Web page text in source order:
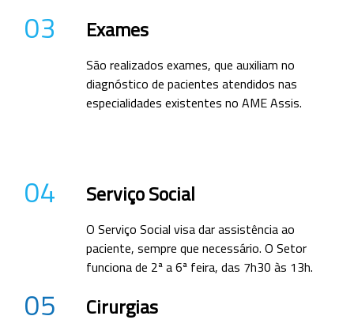
03 Exames
São realizados exames, que auxiliam no
diagnóstico de pacientes atendidos nas
especialidades existentes no AME Assis.
04 Serviço Social
O Serviço Social visa dar assistência ao
paciente, sempre que necessário. O Setor
funciona de 2ª a 6ª feira, das 7h30 às 13h.
05 Cirurgias